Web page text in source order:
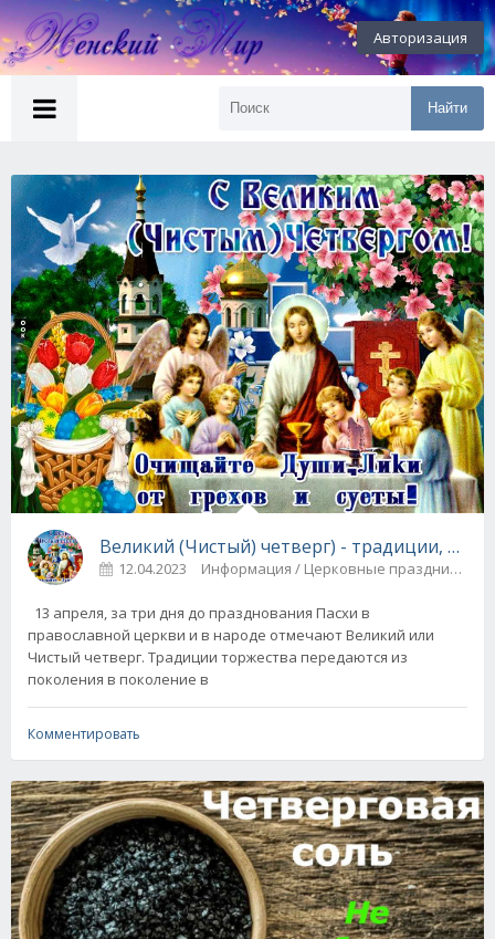
Авторизация
Найти
Великий (Чистый) четверг) - традиции,
12.04.2023 Информация / Церковные праздники
13 апреля, за три дня до празднования Пасхи в
православной церкви и в народе отмечают Великий или
Чистый четверг. Традиции торжества передаются из
поколения в поколение в
Комментировать